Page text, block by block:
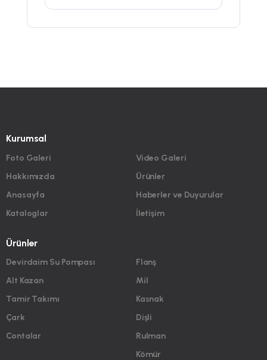
Kurumsal
Foto Galeri
Hakkımızda
Anasayfa
Kataloglar
Video Galeri
Ürünler
Haberler ve Duyurular
İletişim
Ürünler
Devirdaim Su Pompası
Alt Kazan
Tamir Takımı
Çark
Contalar
Flanş
Mil
Kasnak
Dişli
Rulman
Kömür